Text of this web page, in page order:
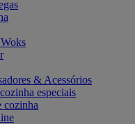
& Acessórios
especiais
cozinha